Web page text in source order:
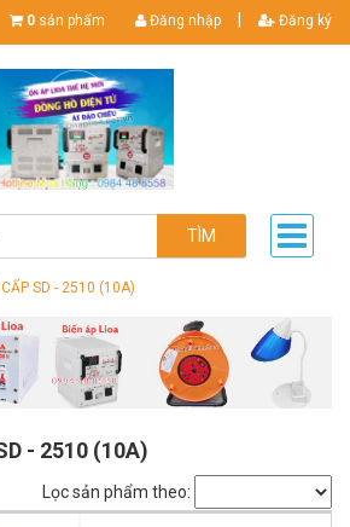
0 sản phẩm Đăng nhập Đăng ký
TÌM
SD - 2510 (10A)
- 2510 (10A)
Lọc sản phẩm theo: